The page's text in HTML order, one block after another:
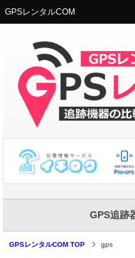
GPSレンタルCOM
GPS追跡
GPSレンタルCOM TOP gps